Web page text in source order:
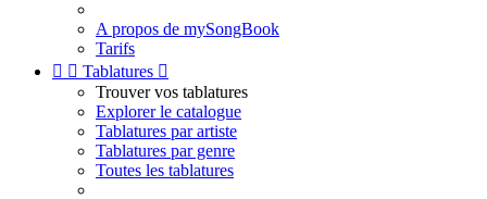
A propos de mySongBook
Tarifs
  Tablatures 
Trouver vos tablatures
Explorer le catalogue
Tablatures par artiste
Tablatures par genre
Toutes les tablatures